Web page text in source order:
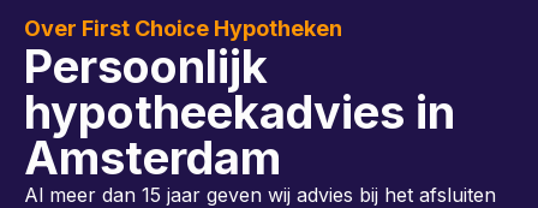
Over First Choice Hypotheken
Persoonlijk
hypotheekadvies in
Amsterdam
Al meer dan 15 jaar geven wij advies bij het afsluiten